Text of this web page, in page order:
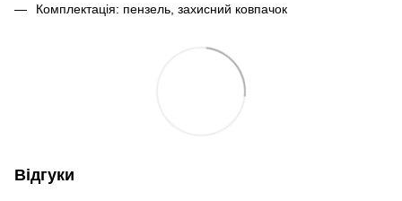
Комплектація: пензель, захисний ковпачок
Відгуки